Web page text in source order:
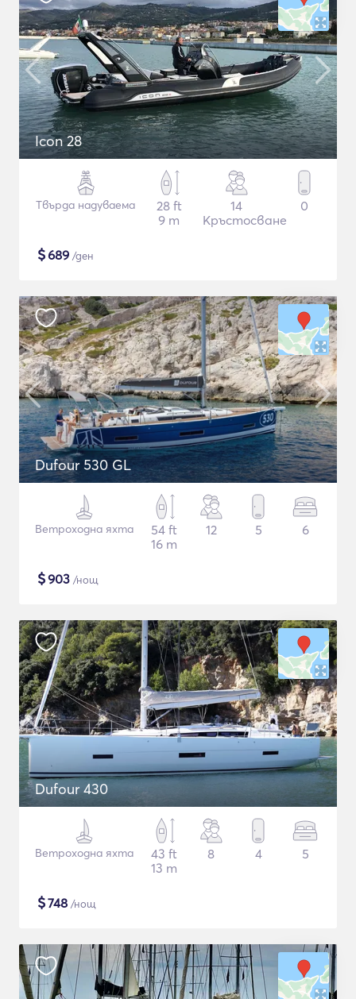
Icon 28
Твърда надуваема
28 ft
9 m
14
Кръстосване
0
$689 /ден
Dufour 530 GL
Ветроходна яхта
54 ft
16 m
12 5 6
$903 /нощ
Dufour 430
Ветроходна яхта
43 ft
13 m
8 4 5
$748 /нощ